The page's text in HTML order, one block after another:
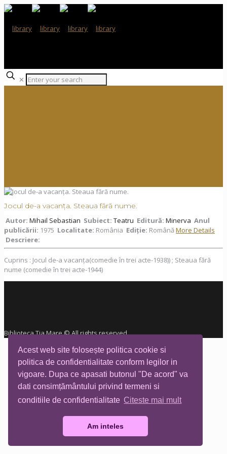
Acest web site folosește politica cookie si
politica de confidentialitate conform legilor in
vigoare. Dupa ce apasati butonul "De acord" va
dati consimțământului privind termeni si
conditiile de confidentialitate Citeste mai mult
Am inteles
✕
Jocul de-a vacanța. Steaua fără nume.
Autor: Mihail Sebastian Subiect: Teatru Editură: Minerva Anul
publicării: 1975 Localitate: România Ediţie: Română More Details
Descriere:
Cuprins : Jocul de-a vacanța(comedie în trei acte-1938)) ; Steaua fără
nume (comedie în trei acte-1944)
Biblioteca Tia Mare © All rights reserved